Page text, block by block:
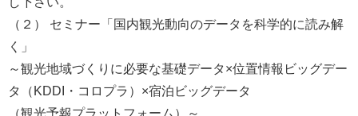
（２） セミナー「国内観光動向のデータを科学的に読み解
く」
～観光地域づくりに必要な基礎データ×位置情報ビッグデー
タ（KDDI・コロプラ）×宿泊ビッグデータ
（観光予報プラットフォーム）～